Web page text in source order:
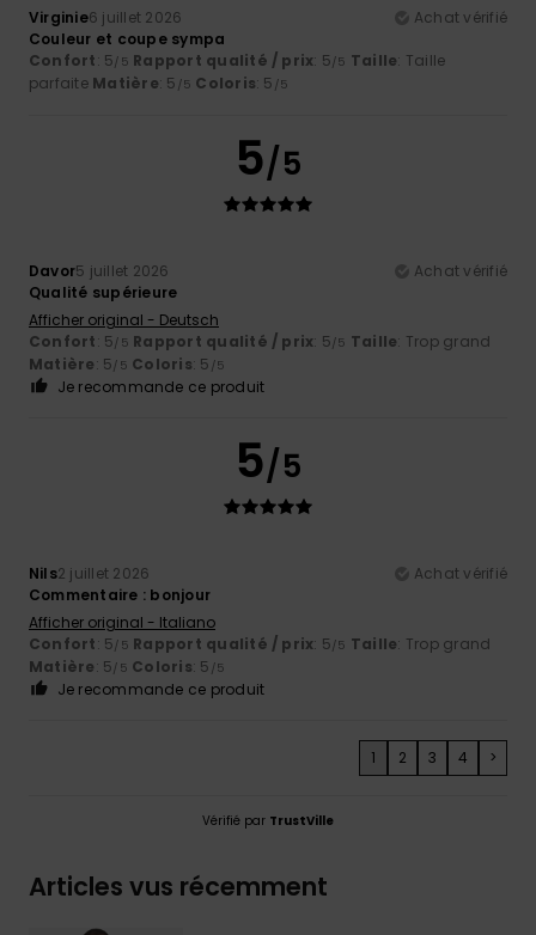
Virginie6 juillet 2026
Achat vérifié
Couleur et coupe sympa
Confort: 5/5 Rapport qualité / prix: 5/5 Taille: Taille
parfaite Matière: 5 /5 Coloris: 5 /5
5/5
Davor5 juillet 2026
Achat vérifié
Qualité supérieure
Afficher original - Deutsch
Confort: 5/5 Rapport qualité / prix: 5/5 Taille: Trop grand
Matière: 5/5 Coloris: 5 /5
Je recommande ce produit
5/5
Nils2 juillet 2026
Achat vérifié
Commentaire : bonjour
Afficher original - Italiano
Confort: 5/5 Rapport qualité / prix: 5/5 Taille: Trop grand
Matière: 5/5 Coloris: 5 /5
Je recommande ce produit
1 2 3 4 >
Vérifié par TrustVille
Articles vus récemment